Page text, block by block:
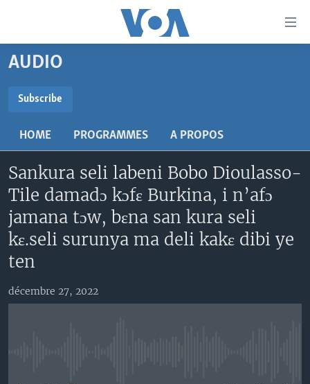
Menu
principal
navigation
principale
Retour
recherche
MALI KURA
RADIO
AN BA FO!
FARAFINA FOLI
SUIVEZ-NOUS
Langues
AUDIO
Subscribe
HOME PROGRAMMES A PROPOS
Sankura seli labeni Bobo Dioulasso-
Tile damadɔ kɔfɛ Burkina, i n’afɔ
jamana tɔw, bɛna san kura seli
kɛ.seli surunya ma deli kakɛ dibi ye
ten
décembre 27, 2022